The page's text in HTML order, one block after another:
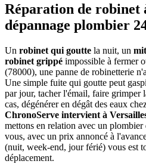
Réparation de robinet
dépannage plombier
Un robinet qui goutte la nuit, un
robinet grippé impossible à fermer
(78000), une panne de robinetterie
Une simple fuite qui goutte peut
par jour, tacher l'émail, faire grimper
cas, dégénérer en dégât des eaux
ChronoServe intervient à
mettons en relation avec un
vous, avec un prix annoncé à
(nuit, week-end, jour férié) vous est
déplacement.